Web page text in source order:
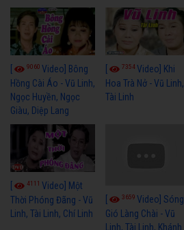
9060 Video] Bông
Hồng Cài Áo - Vũ Linh,
Ngọc Huyền, Ngọc
Giàu, Diệp Lang
7354Video] Khi
Hoa Trà Nở - Vũ Linh,
Tài Linh
4111 Video] Một
Thời Phóng Đãng - Vũ
Linh, Tài Linh, Chí Linh
3659Video] Sóng
Gió Làng Chài - Vũ
Linh, Tài Linh, Khánh